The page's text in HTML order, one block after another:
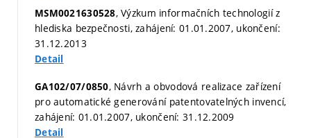
MSM0021630528, Výzkum informačních technologií z
hlediska bezpečnosti, zahájení: 01.01.2007, ukončení:
31.12.2013
Detail
GA102/07/0850, Návrh a obvodová realizace zařízení
pro automatické generování patentovatelných invencí,
zahájení: 01.01.2007, ukončení: 31.12.2009
Detail